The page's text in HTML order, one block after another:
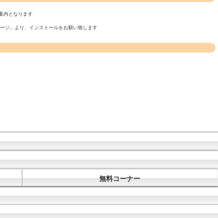
内となります
ジ」より、インストールをお願い致します
無料コーナー